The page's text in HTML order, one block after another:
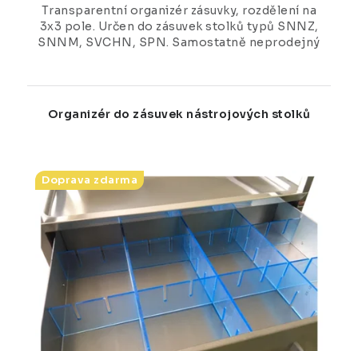
Transparentní organizér zásuvky, rozdělení na
3x3 pole. Určen do zásuvek stolků typů SNNZ,
SNNM, SVCHN, SPN. Samostatně neprodejný
Organizér do zásuvek nástrojových stolků
Doprava zdarma